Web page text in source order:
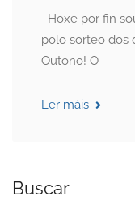
Hoxe por fin
polo sorteo dos
Outono! O
Ler máis
Buscar